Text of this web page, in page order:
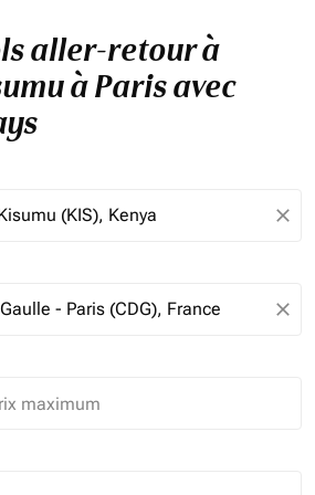
aller-retour à
à Paris avec
close
close